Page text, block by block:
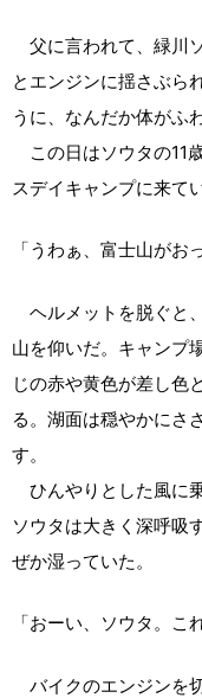
父に言われて、緑川
とエンジンに揺さぶら
うに、なんだか体がふ
この日はソウタの11
スデイキャンプに来てい
「うわぁ、富士山がお
ヘルメットを脱ぐと
山を仰いだ。キャンプ
じの赤や黄色が差し色
る。湖面は穏やかにさ
す。
ひんやりとした風に
ソウタは大きく深呼吸
ぜか湿っていた。
「おーい、ソウタ。こ
バイクのエンジンを